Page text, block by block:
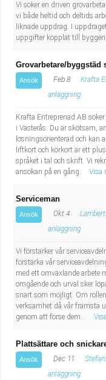
Vi söker en driven
vi både heltid och deltids
liknade uppdrag. I
uppgifter kopplat till byggen.
Grovarbetare/byggstäd
Ansök Feb 8 Krafta
anläggning
Krafta Entreprenad AB
i Västerås. Du är skötsam,
lösningsorienterad och kan
liftkort och körkort är ett
språket i tal och skrift. Vi
ansökan på en gång.
Visa
Serviceman
Ansök Okt 4
anläggning
Vi förstärker vår
förstärka vår
med ett omväxlande arbete
omgående och urval sker
snart som möjligt. Om
verksamhet då vår främsta
genom att förse dem...
Plattsättare och
Ansök Dec 11
anläggning